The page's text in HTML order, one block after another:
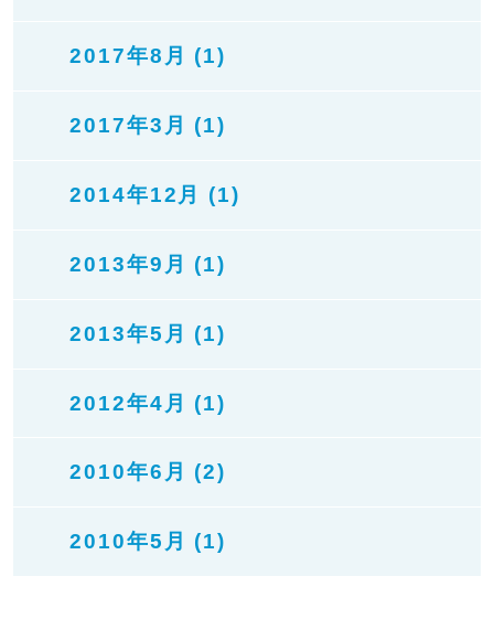
2017年8月 (1)
2017年3月 (1)
2014年12月 (1)
2013年9月 (1)
2013年5月 (1)
2012年4月 (1)
2010年6月 (2)
2010年5月 (1)